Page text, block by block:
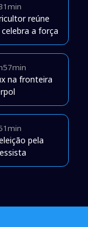
reúne
a força
na fronteira
pela